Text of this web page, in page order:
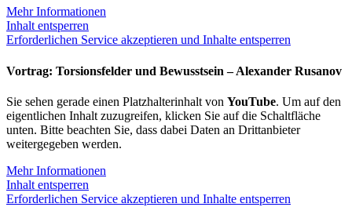
Mehr Informationen
Inhalt entsperren
Erforderlichen Service akzeptieren und Inhalte entsperren
Vortrag: Torsionsfelder und Bewusstsein – Alexander Rusanov
Sie sehen gerade einen Platzhalterinhalt von YouTube. Um auf den
eigentlichen Inhalt zuzugreifen, klicken Sie auf die Schaltfläche
unten. Bitte beachten Sie, dass dabei Daten an Drittanbieter
weitergegeben werden.
Mehr Informationen
Inhalt entsperren
Erforderlichen Service akzeptieren und Inhalte entsperren